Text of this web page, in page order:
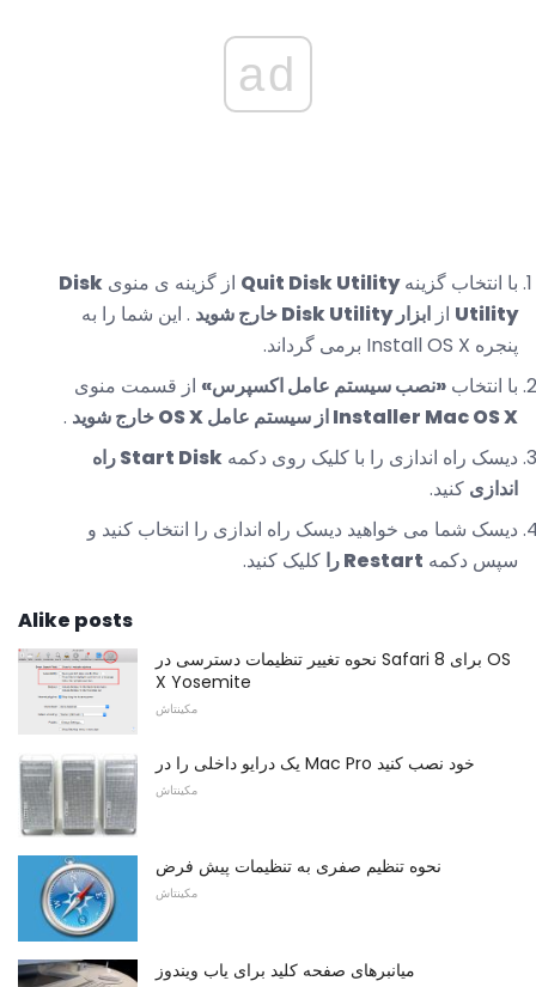
ad
با انتخاب گزینهQuit Disk Utility از گزینه ی منوی Disk
Utility از ابزار Disk Utility خارج شوید
. این شما را به
پنجره Install OS X برمی گرداند.
با انتخاب «نصب سیستم عامل اکسپرس» از قسمت منوی
Installer Mac OS X از سیستم عامل OS X خارج شوید
.
دیسک راه اندازی را با کلیک روی دکمه
Start Disk راه
اندازی کنید.
دیسک شما می خواهید دیسک راه اندازی را انتخاب کنید و
سپس دکمه Restart را کلیک کنید.
Alike posts
نحوه تغییر تنظیمات دسترسی در Safari 8 برای OS
X Yosemite
مکینتاش
یک درایو داخلی را در Mac Pro خود نصب کنید
مکینتاش
نحوه تنظیم صفری به تنظیمات پیش فرض
مکینتاش
میانبرهای صفحه کلید برای یاب ویندوز